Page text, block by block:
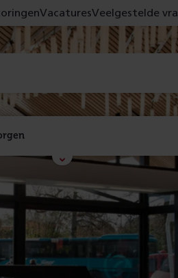
de campagne 'Voor 't spoor naar
zien wat er vandaag gebeurt en wat
gezien - morgen oplevert.
VacaturesVeelgestelde